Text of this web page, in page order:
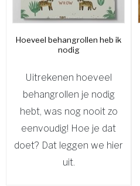
Hoeveel behangrollen heb ik
nodig
Uitrekenen hoeveel
behangrollen je nodig
hebt, was nog nooit zo
eenvoudig! Hoe je dat
doet? Dat leggen we hier
uit.